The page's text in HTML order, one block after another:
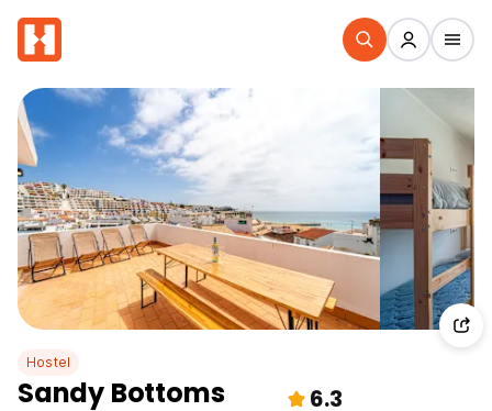
Hostel
Sandy Bottoms
6.3